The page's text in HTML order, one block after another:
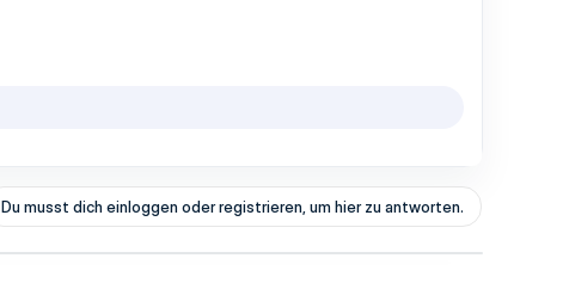
Du musst dich einloggen oder registrieren, um hier zu antworten.